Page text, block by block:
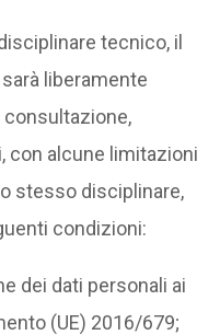
tecnico, il
liberamente
consultazione,
con alcune limitazioni
stesso disciplinare,
condizioni:
dei dati personali ai
(UE) 2016/679;